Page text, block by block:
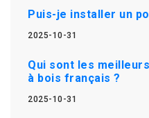
Puis-je installer un
2025-10-31
Qui sont les
à bois français ?
2025-10-31